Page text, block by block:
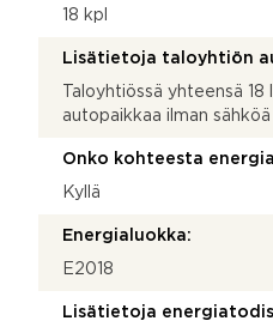
18 kpl
Lisätietoja taloyhtiön
Taloyhtiössä yhteensä
autopaikkaa ilman sähköä
Onko kohteesta
Kyllä
Energialuokka:
E2018
Lisätietoja